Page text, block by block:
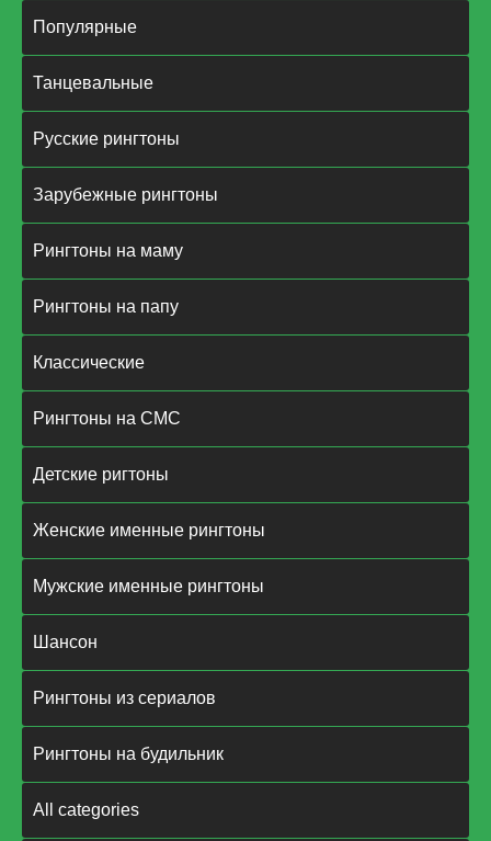
Популярные
Танцевальные
Русские рингтоны
Зарубежные рингтоны
Рингтоны на маму
Рингтоны на папу
Классические
Рингтоны на СМС
Детские ригтоны
Женские именные рингтоны
Мужские именные рингтоны
Шансон
Рингтоны из сериалов
Рингтоны на будильник
All categories